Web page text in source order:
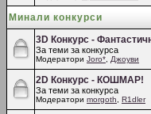
Минали конкурси
3D Конкурс -
За теми за конкурса
Модератори Joro* Джоуви
2D Конкурс - КОШМАР!
За теми за конкурса
Модератори morgoth R1dler